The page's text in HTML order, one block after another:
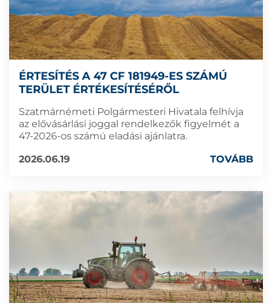
ÉRTESÍTÉS A 47 CF 181949-ES SZÁMÚ
TERÜLET ÉRTÉKESÍTÉSÉRŐL
Szatmárnémeti Polgármesteri Hivatala felhívja
az elővásárlási joggal rendelkezők figyelmét a
47-2026-os számú eladási ajánlatra.
2026.06.19
TOVÁBB